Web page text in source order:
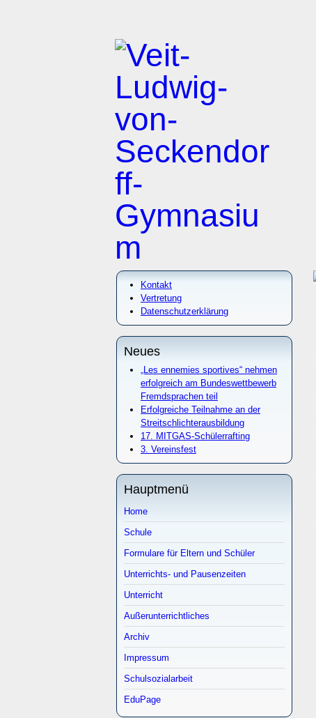
Kontakt
Vertretung
Datenschutzerklärung
Neues
„Les ennemies sportives“ nehmen
erfolgreich am Bundeswettbewerb
Fremdsprachen teil
Erfolgreiche Teilnahme an der
Streitschlichterausbildung
17. MITGAS-Schülerrafting
3. Vereinsfest
Hauptmenü
Home
Schule
Formulare für Eltern und Schüler
Unterrichts- und Pausenzeiten
Unterricht
Außerunterrichtliches
Archiv
Impressum
Schulsozialarbeit
EduPage